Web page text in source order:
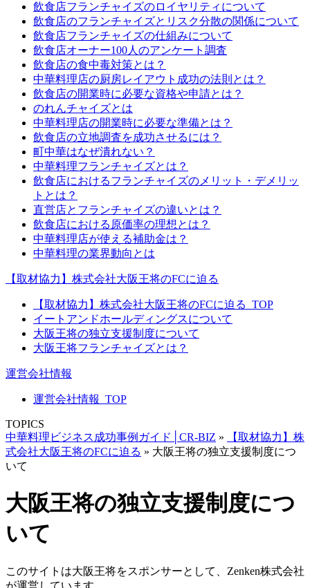
飲食店フランチャイズのロイヤリティについて
飲食店のフランチャイズとリスク分散の関係について
飲食店フランチャイズの仕組みについて
飲食店オーナー100人のアンケート調査
飲食店の食中毒対策とは？
中華料理店の厨房レイアウト成功の法則とは？
飲食店の開業時に必要な資格や申請とは？
のれんチャイズとは
中華料理店の開業時に必要な準備とは？
飲食店の立地調査を成功させるには？
町中華はなぜ潰れない？
中華料理フランチャイズとは？
飲食店におけるフランチャイズのメリット・デメリッ
トとは？
直営店とフランチャイズの違いとは？
飲食店における原価率の理想とは？
中華料理店が使える補助金は？
中華料理の業界動向とは
【取材協力】株式会社大阪王将のFCに迫る
【取材協力】株式会社大阪王将のFCに迫る_TOP
イートアンドホールディングスについて
大阪王将の独立支援制度について
大阪王将フランチャイズとは？
運営会社情報
運営会社情報_TOP
TOPICS
中華料理ビジネス成功事例ガイド│CR-BIZ »
【取材協力】株
式会社大阪王将のFCに迫る » 大阪王将の独立支援制度につ
いて
大阪王将の独立支援制度につ
いて
このサイトは大阪王将をスポンサーとして、Zenken株式会社
が運営しています。